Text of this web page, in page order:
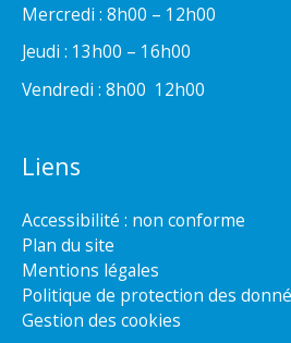
Mercredi : 8h00 – 12h00
Jeudi : 13h00 – 16h00
Vendredi : 8h00  12h00
Liens
Accessibilité : non conforme
Plan du site
Mentions légales
Politique de protection des
Gestion des cookies